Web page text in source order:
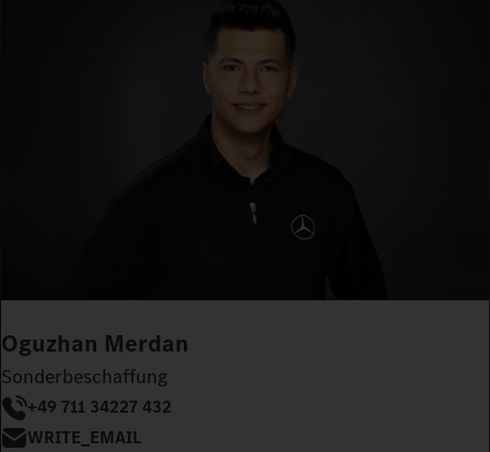
Oguzhan Merdan
Sonderbeschaffung
+49 711 34227 432
WRITE_EMAIL